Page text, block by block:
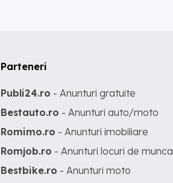
Parteneri
Publi24.ro - Anunturi gratuite
Bestauto.ro - Anunturi auto/moto
Romimo.ro - Anunturi imobiliare
Romjob.ro - Anunturi locuri de munca
Bestbike.ro - Anunturi moto